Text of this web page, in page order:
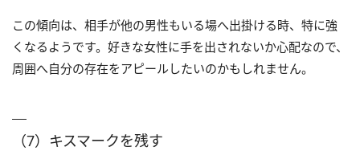
この傾向は、相手が他の男性もいる場へ出掛ける時、特に強
くなるようです。好きな女性に手を出されないか心配なので、
周囲へ自分の存在をアピールしたいのかもしれません。
（7）キスマークを残す